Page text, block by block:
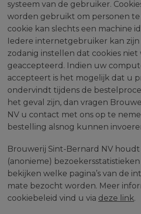
systeem van de gebruiker.
worden gebruikt om personen
cookie kan slechts een machine
Iedere internetgebruiker kan
zodanig instellen dat cookies niet
geaccepteerd. Indien uw
accepteert is het mogelijk dat u
ondervindt tijdens de
het geval zijn, dan vragen
NV u contact met ons op te
bestelling alsnog kunnen
Brouwerij Sint-Bernard NV
(anonieme)
bekijken welke pagina’s van de
mate bezocht worden. Meer
cookiebeleid vind u via deze link.